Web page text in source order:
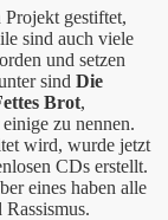
Projekt gestiftet,
sind auch viele
und setzen
sind Die
Brot,
zu nennen.
wird, wurde jetzt
CDs erstellt.
eines haben alle